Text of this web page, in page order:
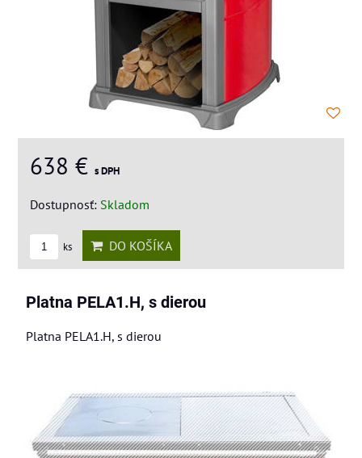
638 € s DPH
Dostupnosť: Skladom
ks DO KOŠÍKA
Platna PELA1.H, s dierou
Platna PELA1.H, s dierou